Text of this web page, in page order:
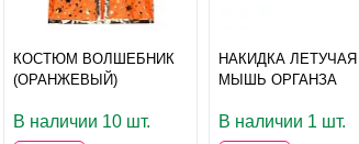
КОСТЮМ ВОЛШЕБНИК
(ОРАНЖЕВЫЙ)
В наличии 10 шт.
НАКИДКА ЛЕТУЧАЯ
МЫШЬ ОРГАНЗА
В наличии 1 шт.